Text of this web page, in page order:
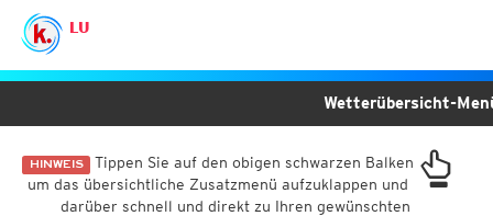
LU
HINWEIS Tippen Sie auf den obigen schwarzen Balken
um das übersichtliche Zusatzmenü aufzuklappen und
darüber schnell und direkt zu Ihren gewünschten
Wetterübersicht-